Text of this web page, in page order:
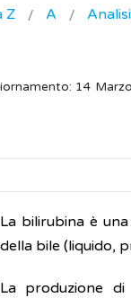
Z A
14
La bilirubina è
della bile (liquido,
La produzione